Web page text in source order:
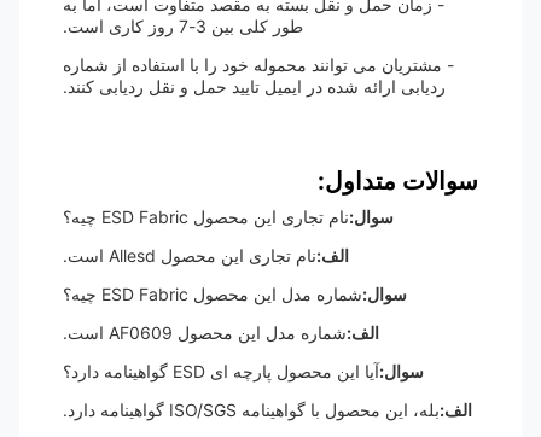
- زمان حمل و نقل بسته به مقصد متفاوت است، اما به
طور کلی بین 3-7 روز کاری است.
- مشتریان می توانند محموله خود را با استفاده از شماره
ردیابی ارائه شده در ایمیل تایید حمل و نقل ردیابی کنند.
سوالات متداول:
سوال:نام تجاری این محصول ESD Fabric چیه؟
الف:نام تجاری این محصول Allesd است.
سوال:شماره مدل این محصول ESD Fabric چیه؟
الف:شماره مدل این محصول AF0609 است.
سوال:آیا این محصول پارچه ای ESD گواهینامه دارد؟
الف:بله، این محصول با گواهینامه ISO/SGS گواهینامه دارد.